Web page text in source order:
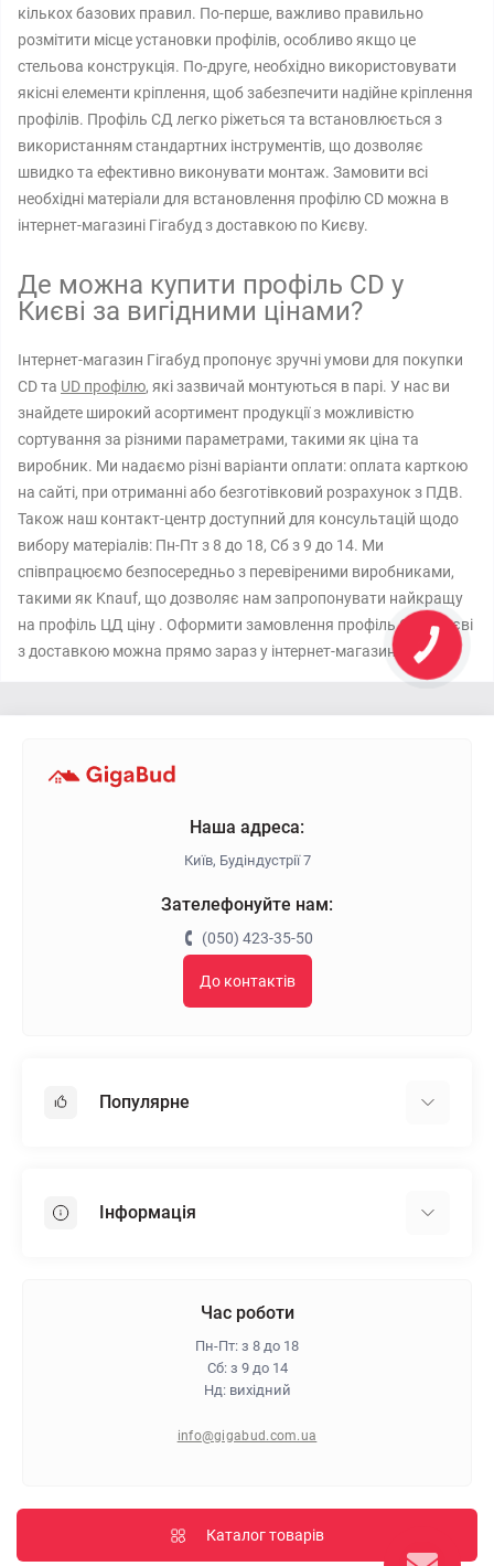
кількох базових правил. По-перше, важливо правильно
розмітити місце установки профілів, особливо якщо це
стельова конструкція. По-друге, необхідно використовувати
якісні елементи кріплення, щоб забезпечити надійне кріплення
профілів. Профіль СД легко ріжеться та встановлюється з
використанням стандартних інструментів, що дозволяє
швидко та ефективно виконувати монтаж. Замовити всі
необхідні матеріали для встановлення профілю CD можна в
інтернет-магазині Гігабуд з доставкою по Києву.
Де можна купити профіль CD у
Києві за вигідними цінами?
Інтернет-магазин Гігабуд пропонує зручні умови для покупки
CD та UD профілю, які зазвичай монтуються в парі. У нас ви
знайдете широкий асортимент продукції з можливістю
сортування за різними параметрами, такими як ціна та
виробник. Ми надаємо різні варіанти оплати: оплата карткою
на сайті, при отриманні або безготівковий розрахунок з ПДВ.
Також наш контакт-центр доступний для консультацій щодо
вибору матеріалів: Пн-Пт з 8 до 18, Сб з 9 до 14. Ми
співпрацюємо безпосередньо з перевіреними виробниками,
такими як Knauf, що дозволяє нам запропонувати найкращу
на профіль ЦД ціну . Оформити замовлення профіль CD у Києві
з доставкою можна прямо зараз у інтернет-магазині Гігабуд.
Наша адреса:
Київ, Будіндустрії 7
Зателефонуйте нам:
(050) 423-35-50
До контактів
Популярне
Пінопласт
Інформація
Гарантія та повернення
Політика конфіденційності
Час роботи
Пн-Пт: з 8 до 18
Сб: з 9 до 14
Нд: вихідний
info@gigabud.com.ua
Каталог товарів